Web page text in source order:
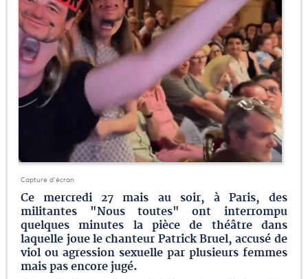
Capture d'écran
Ce mercredi 27 mais au soir, à Paris, des
militantes "Nous toutes" ont interrompu
quelques minutes la pièce de théâtre dans
laquelle joue le chanteur Patrick Bruel, accusé de
viol ou agression sexuelle par plusieurs femmes
mais pas encore jugé.